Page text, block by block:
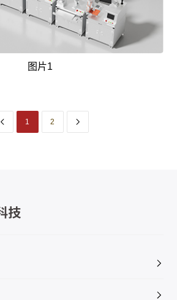
图片1
1 2